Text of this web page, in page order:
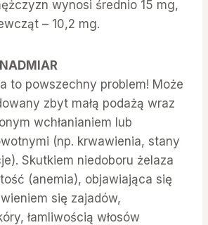
wynosi średnio 15 mg,
– 10,2 mg.
to powszechny problem! Może
zbyt małą podażą wraz
wchłanianiem lub
(np. krwawienia, stany
Skutkiem niedoboru żelaza
(anemia), objawiająca się
się zajadów,
łamliwością włosów